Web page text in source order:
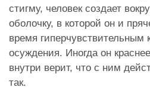
стигму, человек создает
оболочку, в которой он и
время
осуждения. Иногда он
внутри верит, что с ним
так.